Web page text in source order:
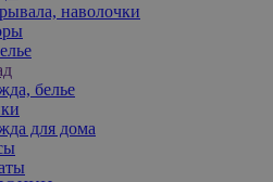
наволочки
белье
для дома